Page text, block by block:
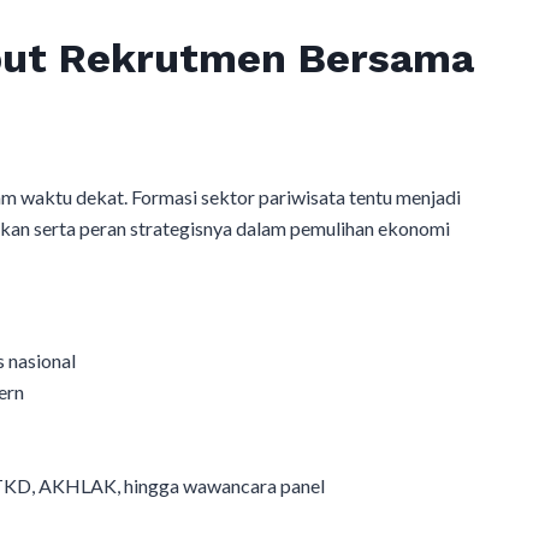
Rekrutmen Bersama
waktu dekat. Formasi sektor pariwisata tentu menjadi
serta peran strategisnya dalam pemulihan ekonomi
nasional
AKHLAK, hingga wawancara panel